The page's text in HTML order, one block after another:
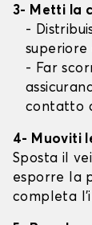
3- Metti la
-
superiore
- Far
contatto
4- Muoviti
Sposta il
esporre la
completa